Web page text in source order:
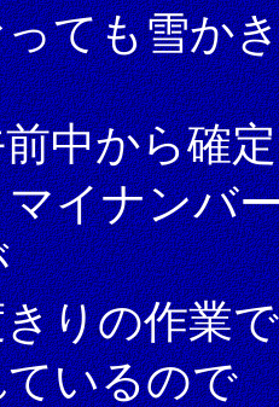
ても雪か
中から確
イナンバ
りの作業
いるので